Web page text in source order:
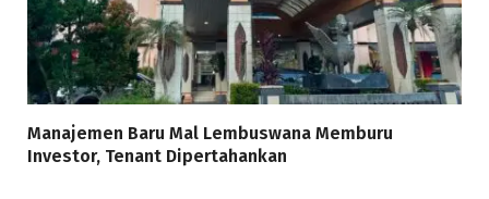
Manajemen Baru Mal Lembuswana Memburu
Investor, Tenant Dipertahankan